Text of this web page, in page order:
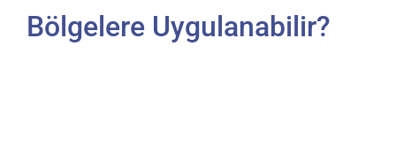
Bölgelere Uygulanabilir?